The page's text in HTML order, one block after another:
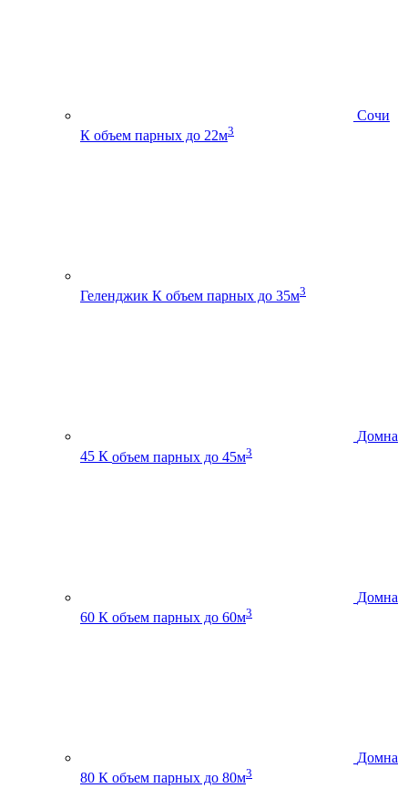
Сочи
К объем парных до 22м3
Геленджик К объем парных до 35м3
Домна
45 К объем парных до 45м3
Домна
60 К объем парных до 60м3
Домна
80 К объем парных до 80м3